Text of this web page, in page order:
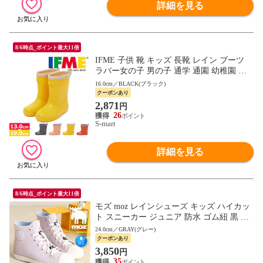
詳細を見る
8/6時点_ポイント最大11倍
IFME 子供 靴 キッズ 長靴 レイン ブーツ
ラバー女の子 男の子 通学 通園 幼稚園 保
育園 雨 雪 13-19cm シンプル おしゃれ かわ
いい 50-4831 イフミー
16.0cm／BLACK(ブラック)
クーポンあり
2,871 円
26
S-mart
詳細を見る
8/6時点_ポイント最大11倍
モズ moz レインシューズ キッズ ハイカッ
ト スニーカー ジュニア 防水 ゴム紐 黒 ブ
ラック ベージュ グレー ブラウン 7417 701
7
24.0cm／GRAY(グレー)
クーポンあり
3,850円